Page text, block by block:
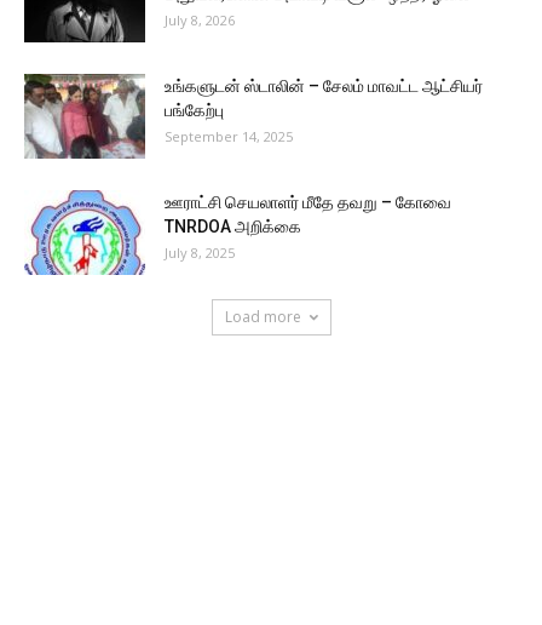
July 8, 2026
உங்களுடன் ஸ்டாலின் – சேலம் மாவட்ட ஆட்சியர்
பங்கேற்பு
September 14, 2025
ஊராட்சி செயலாளர் மீதே தவறு – கோவை
TNRDOA அறிக்கை
July 8, 2025
Load more